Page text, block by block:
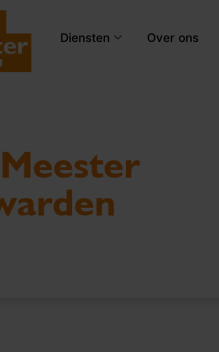
Diensten Over ons